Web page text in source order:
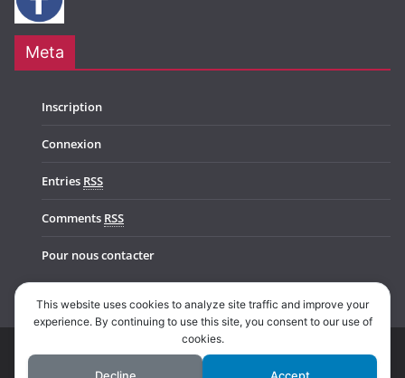
Meta
Inscription
Connexion
Entries RSS
Comments RSS
Pour nous contacter
Copyright © 2026Music In Belgium. All rights reserved.
This website uses cookies to analyze site traffic and improve your
experience. By continuing to use this site, you consent to our use of
cookies.